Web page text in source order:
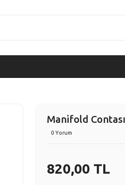
Manifold
0 Yorum
820,00 TL